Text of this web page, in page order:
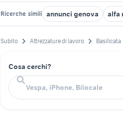
Ricerche simili annunci genova alfa
Subito Attrezzature di lavoro Basilicata
Cosa cerchi?